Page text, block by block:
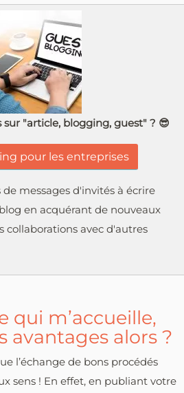
sur "article, blogging, guest" ? 😎
pour les entreprises
messages d'invités à écrire
en acquérant de nouveaux
collaborations avec d'autres
qui m’accueille,
avantages alors ?
l’échange de bons procédés
sens ! En effet, en publiant votre